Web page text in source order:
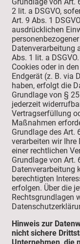
2 lit. a DSGVO,
Art. 9 Abs. 1
ausdrücklichen
Datenverarbeitung
Abs. 1 lit. a
Cookies oder in
Endgerät (z. B. via
haben, erfolgt die
Grundlage von §
jederzeit
Vertragserfüllung
Maßnahmen
Grundlage des Art.
verarbeiten wir Ihre
einer rechtlichen
Grundlage von Art.
Datenverarbeitung
berechtigten
erfolgen. Über die
Rechtsgrundlagen
Hinweis zur
nicht sichere
Unternehmen, die